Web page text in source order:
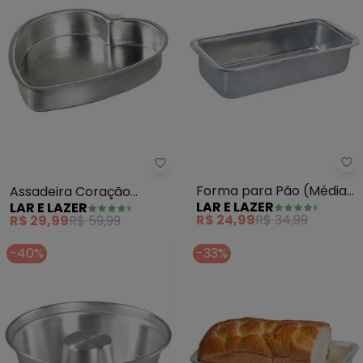
Lar e Lazer - Assadeira
Assadeira Coração
(Prata N°2)
LAR E LAZER
R$ 29,99R$ 59,99
Forma para Pão (Média)
26 cm
LAR E LAZER
R$ 24,99R$ 34,99
-40%
-33%